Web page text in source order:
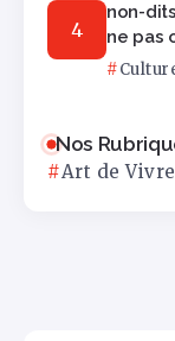
non-
ne pas
Nos
Art de Vivre